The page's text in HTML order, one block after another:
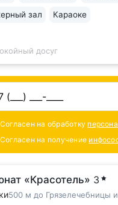
7 видов диет. 90%
зал Караоке
досуг
Согласен на обработку
Согласен на получение
«Красотель» 3
500 м до Грязелечебницы